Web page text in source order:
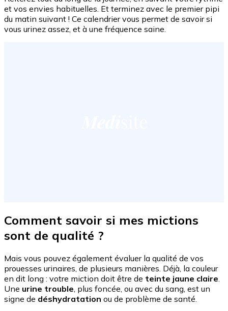
et vos envies habituelles. Et terminez avec le premier pipi
du matin suivant ! Ce calendrier vous permet de savoir si
vous urinez assez, et à une fréquence saine.
Comment savoir si mes mictions
sont de qualité ?
Mais vous pouvez également évaluer la qualité de vos
prouesses urinaires, de plusieurs manières. Déjà, la couleur
en dit long : votre miction doit être de teinte jaune claire
Une urine trouble , plus foncée, ou avec du sang, est un
signe de déshydratation ou de problème de santé.